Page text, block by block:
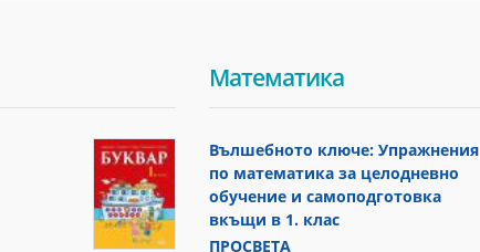
Математика
Вълшебното ключе: Упражнения
по математика за целодневно
обучение и самоподготовка
вкъщи в 1. клас
ПРОСВЕТА